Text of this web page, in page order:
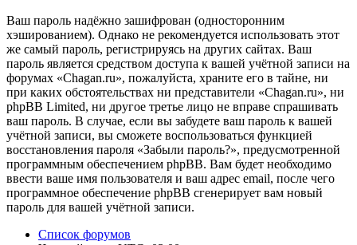
Ваш пароль надёжно зашифрован (односторонним
хэшированием). Однако не рекомендуется использовать этот
же самый пароль, регистрируясь на других сайтах. Ваш
пароль является средством доступа к вашей учётной записи на
форумах «Chagan.ru», пожалуйста, храните его в тайне, ни
при каких обстоятельствах ни представители «Chagan.ru», ни
phpBB Limited, ни другое третье лицо не вправе спрашивать
ваш пароль. В случае, если вы забудете ваш пароль к вашей
учётной записи, вы сможете воспользоваться функцией
восстановления пароля «Забыли пароль?», предусмотренной
программным обеспечением phpBB. Вам будет необходимо
ввести ваше имя пользователя и ваш адрес email, после чего
программное обеспечение phpBB сгенерирует вам новый
пароль для вашей учётной записи.
Список форумов